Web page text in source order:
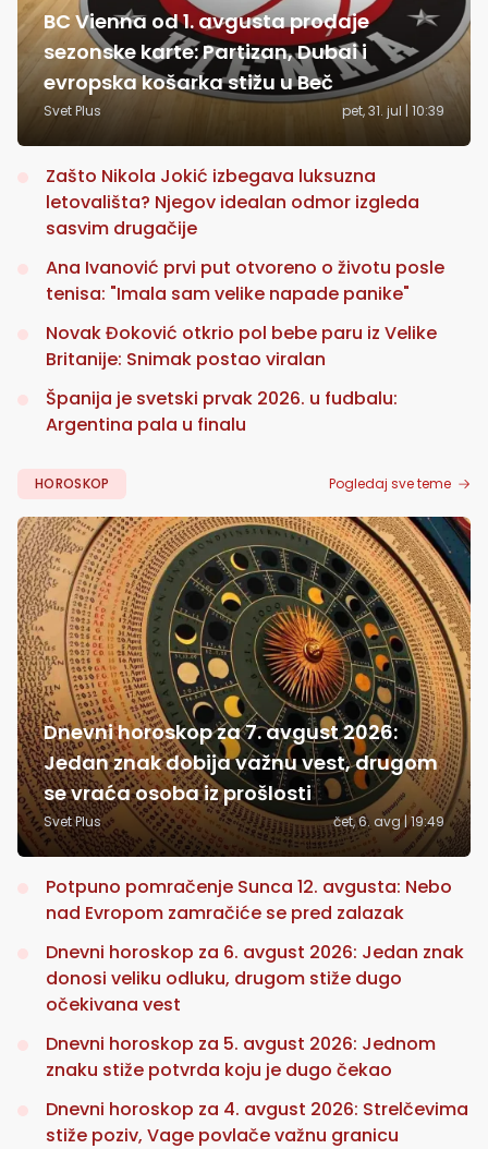
BC Vienna od 1. avgusta prodaje
sezonske karte: Partizan, Dubai i
evropska košarka stižu u Beč
Svet Plus pet, 31. jul | 10:39
Zašto Nikola Jokić izbegava luksuzna
letovališta? Njegov idealan odmor izgleda
sasvim drugačije
Ana Ivanović prvi put otvoreno o životu posle
tenisa: "Imala sam velike napade panike"
Novak Đoković otkrio pol bebe paru iz Velike
Britanije: Snimak postao viralan
Španija je svetski prvak 2026. u fudbalu:
Argentina pala u finalu
HOROSKOP Pogledaj sve teme
Dnevni horoskop za 7. avgust 2026:
Jedan znak dobija važnu vest, drugom
se vraća osoba iz prošlosti
Svet Plus čet, 6. avg | 19:49
Potpuno pomračenje Sunca 12. avgusta: Nebo
nad Evropom zamračiće se pred zalazak
Dnevni horoskop za 6. avgust 2026: Jedan znak
donosi veliku odluku, drugom stiže dugo
očekivana vest
Dnevni horoskop za 5. avgust 2026: Jednom
znaku stiže potvrda koju je dugo čekao
Dnevni horoskop za 4. avgust 2026: Strelčevima
stiže poziv, Vage povlače važnu granicu